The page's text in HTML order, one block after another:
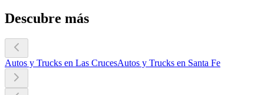
Descubre más
Autos y Trucks en Las CrucesAutos y Trucks en Santa Fe